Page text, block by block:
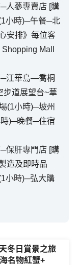
人蔘專賣店 [購
小時)─午餐─北
安排》每位客
Mall
江華島—喬桐
道展望台~華
(1小時)─坡州
)─晚餐─住宿
保肝專門店 [購
造及即時品
小時)─弘大購
冬日賞景之旅
名物紅蟹+